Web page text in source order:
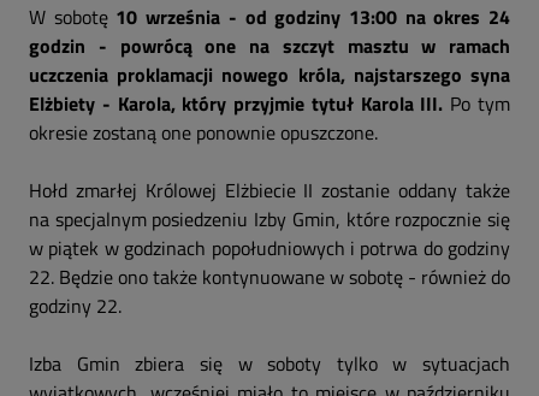
W sobotę 10 września - od godziny 13:00 na okres 24
godzin - powrócą one na szczyt masztu w ramach
uczczenia proklamacji nowego króla, najstarszego syna
Elżbiety - Karola, który przyjmie tytuł Karola III. Po tym
okresie zostaną one ponownie opuszczone.
Hołd zmarłej Królowej Elżbiecie II zostanie oddany także
na specjalnym posiedzeniu Izby Gmin, które rozpocznie się
w piątek w godzinach popołudniowych i potrwa do godziny
22. Będzie ono także kontynuowane w sobotę - również do
godziny 22.
Izba Gmin zbiera się w soboty tylko w sytuacjach